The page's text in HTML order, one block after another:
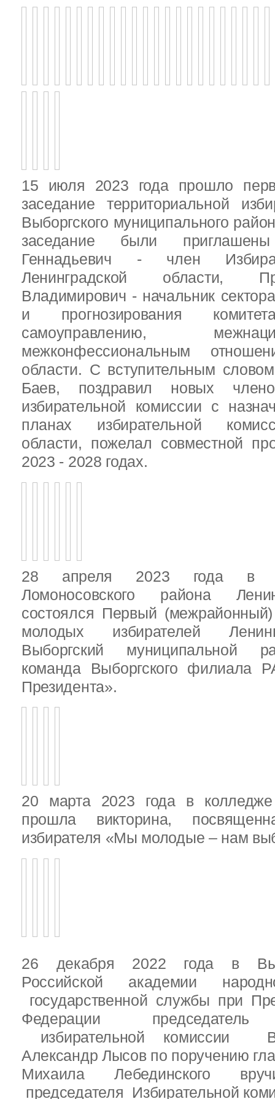
15 июля 2023 года прошло
заседание территориальной
Выборгского муниципального
заседание были
Геннадьевич - член
Ленинградской области,
Владимирович - начальник
и прогнозирования
самоуправлению,
межконфессиональным
области. С вступительным
Баев, поздравил новых
избирательной комиссии с
планах избирательной
области, пожелал совместной
2023 - 2028 годах.
28 апреля 2023 года в
Ломоносовского района
состоялся Первый
молодых избирателей
Выборгский муниципальной
команда Выборгского филиала
Президента».
20 марта 2023 года в колледже
прошла викторина,
избирателя «Мы молодые – нам
26 декабря 2022 года в
Российской академии
государственной службы при
Федерации председатель
избирательной комиссии
Александр Лысов по поручению
Михаила Лебединского
председателя Избирательной